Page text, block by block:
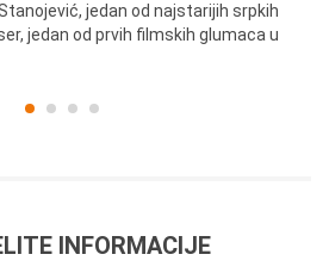
jedan od najstarijih srpkih
jedan od prvih filmskih glumaca u
INFORMACIJE